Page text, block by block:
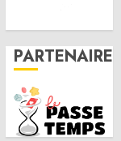
PARTENAIRE